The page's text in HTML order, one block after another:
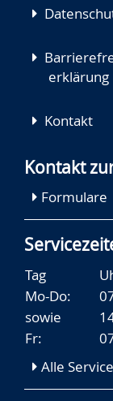
erklärung
Kontakt
Kontakt
Formulare
Tag
Mo-Do:
sowie
Fr:
Alle